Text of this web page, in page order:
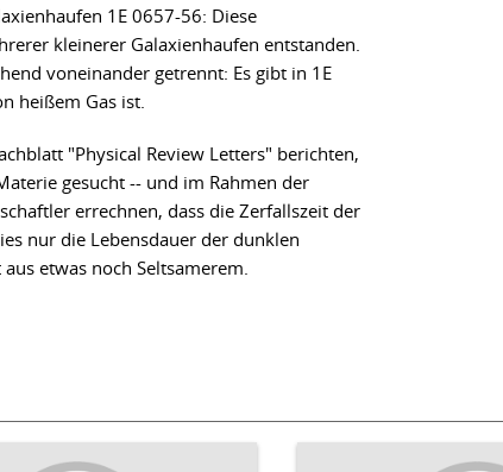
1E 0657-56: Diese
kleinerer Galaxienhaufen entstanden.
voneinander getrennt: Es gibt in 1E
heißem Gas ist.
"Physical Review Letters" berichten,
gesucht -- und im Rahmen der
errechnen, dass die Zerfallszeit der
nur die Lebensdauer der dunklen
etwas noch Seltsamerem.